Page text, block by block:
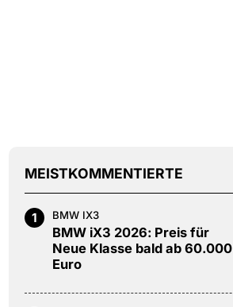
MEISTKOMMENTIERTE
1 BMW IX3
BMW iX3 2026: Preis für
Neue Klasse bald ab 60.000
Euro